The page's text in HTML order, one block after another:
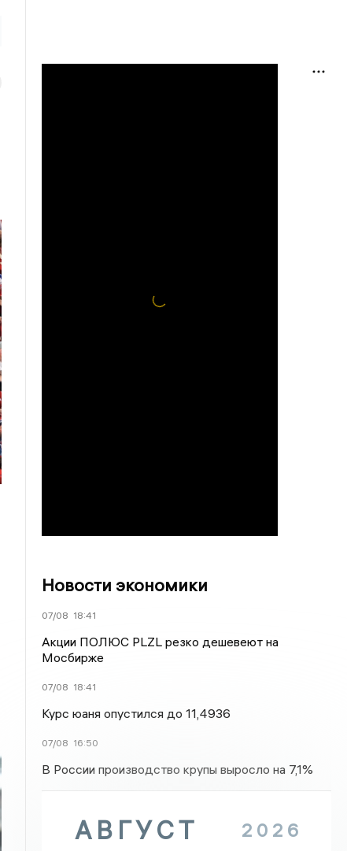
Новости экономики
07/08 18:41
Акции ПОЛЮС PLZL резко дешевеют на
Мосбирже
07/08 18:41
Курс юаня опустился до 11,4936
07/08 16:50
В России производство крупы выросло на 7,1%
АВГУСТ 2026